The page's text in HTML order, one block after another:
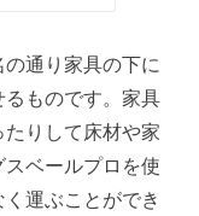
通り家具の下に
ものです。家具
りして床材や家
ベールプロを使
運ぶことができ